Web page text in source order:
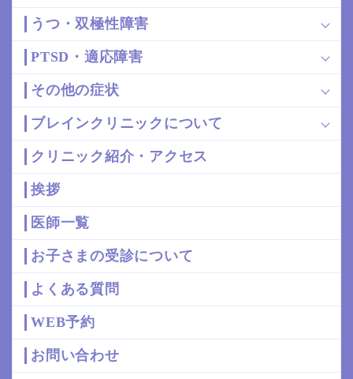
うつ・双極性障害
PTSD・適応障害
その他の症状
ブレインクリニックについて
クリニック紹介・アクセス
挨拶
医師一覧
お子さまの受診について
よくある質問
WEB予約
お問い合わせ